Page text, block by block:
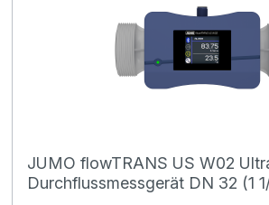
JUMO flowTRANS US W02
Durchflussmessgerät DN 32 (1